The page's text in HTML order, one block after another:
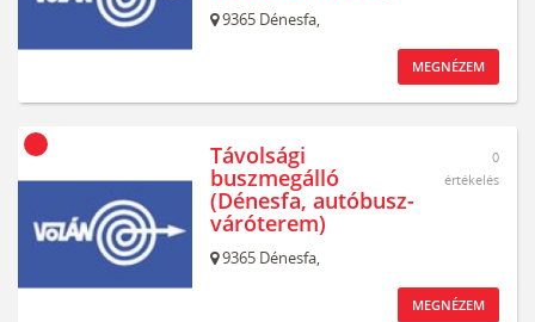
9365 Dénesfa,
MEGNÉZEM
Távolsági
buszmegálló
(Dénesfa, autóbusz-
váróterem)
9365 Dénesfa,
0
értékelés
MEGNÉZEM